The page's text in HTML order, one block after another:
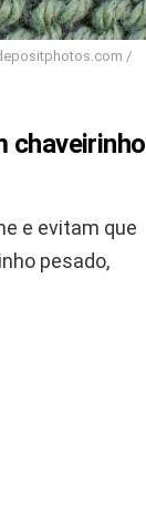
/
chaveirinho
e evitam que
pesado,